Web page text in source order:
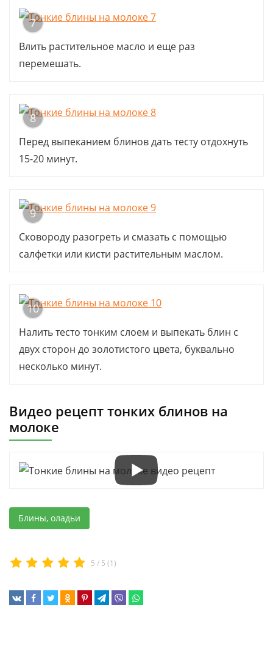
7
Влить растительное масло и еще раз
перемешать.
8
Перед выпеканием блинов дать тесту отдохнуть
15-20 минут.
9
Сковороду разогреть и смазать с помощью
салфетки или кисти растительным маслом.
10
Налить тесто тонким слоем и выпекать блин с
двух сторон до золотистого цвета, буквально
несколько минут.
Видео рецепт тонких блинов на
молоке
Блины, оладьи
5 / 5 (1)